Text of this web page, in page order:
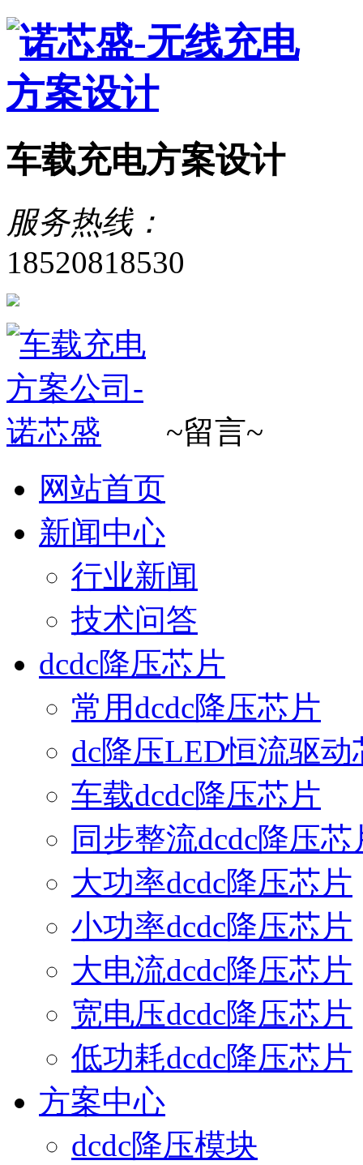
车载充电方案设计
服务热线：
18520818530
~留言~
网站首页
新闻中心
行业新闻
技术问答
dcdc降压芯片
常用dcdc降压芯片
dc降压LED恒流驱动
车载dcdc降压芯片
同步整流dcdc降压芯
大功率dcdc降压芯片
小功率dcdc降压芯片
大电流dcdc降压芯片
宽电压dcdc降压芯片
低功耗dcdc降压芯片
方案中心
dcdc降压模块